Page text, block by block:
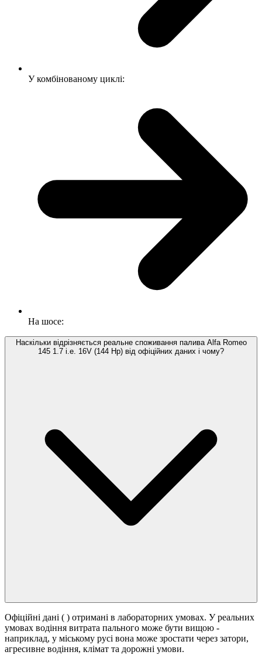
У комбінованому циклі:
На шосе:
Наскільки відрізняється реальне споживання палива Alfa Romeo
145 1.7 i.e. 16V (144 Hp) від офіційних даних і чому?
Офіційні дані ( ) отримані в лабораторних умовах. У реальних
умовах водіння витрата пального може бути вищою -
наприклад, у міському русі вона може зростати через затори,
агресивне водіння, клімат та дорожні умови.